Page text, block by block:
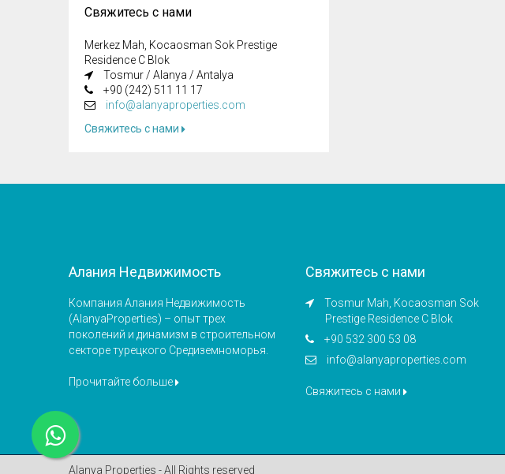
Свяжитесь с нами
Merkez Mah, Kocaosman Sok Prestige
Residence C Blok
Tosmur / Alanya / Antalya
+90 (242) 511 11 17
info@alanyaproperties.com
Свяжитесь с нами
Алания Недвижимость
Компания Алания Недвижимость
(AlanyaProperties) – опыт трех
поколений и динамизм в строительном
секторе турецкого Средиземноморья.
Прочитайте больше
Свяжитесь с нами
Tosmur Mah, Kocaosman Sok
Prestige Residence C Blok
+90 532 300 53 08
info@alanyaproperties.com
Свяжитесь с нами
Alanya Properties - All Rights reserved